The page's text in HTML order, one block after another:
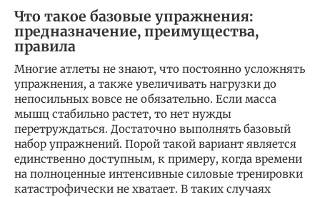
Что такое базовые упражнения:
предназначение, преимущества,
правила
Многие атлеты не знают, что постоянно усложнять
упражнения, а также увеличивать нагрузки до
непосильных вовсе не обязательно. Если масса
мышц стабильно растет, то нет нужды
перетруждаться. Достаточно выполнять базовый
набор упражнений. Порой такой вариант является
единственно доступным, к примеру, когда времени
на полноценные интенсивные силовые тренировки
катастрофически не хватает. В таких случаях